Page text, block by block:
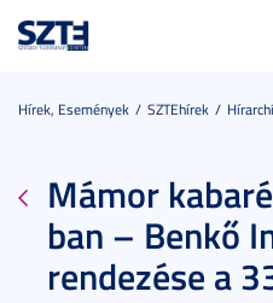
Hírek, Események SZTEhírek
Mámor
ban – Benkő
rendezése a